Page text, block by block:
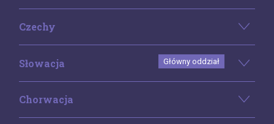
Czechy
Słowacja Główny oddział
Chorwacja